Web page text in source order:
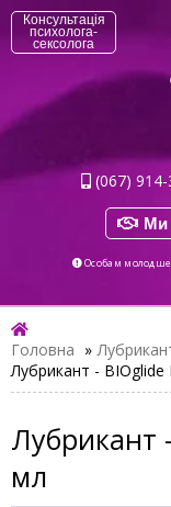
Консультація
психолога-
сексолога
(067)
Ми
Особам молодше
Головна »
Лубрикант -
Лубрикант
мл